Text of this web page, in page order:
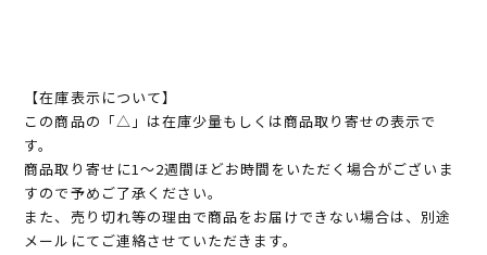
【在庫表示について】
この商品の「△」は在庫少量もしくは商品取り寄せの表示で
す。
商品取り寄せに1～2週間ほどお時間をいただく場合がございま
すので予めご了承ください。
また、売り切れ等の理由で商品をお届けできない場合は、別途
メールにてご連絡させていただきます。